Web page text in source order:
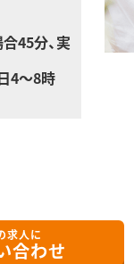
45分、実
4～8時
求人に
合わせ